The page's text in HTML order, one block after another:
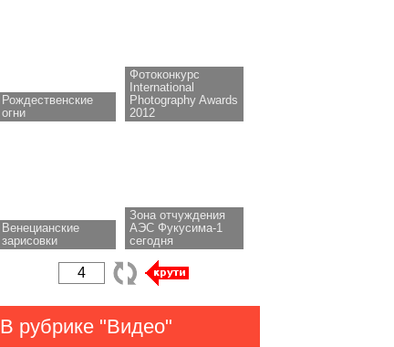
Рождественские
огни
Фотоконкурс
International
Photography Awards
2012
Венецианские
зарисовки
Зона отчуждения
АЭС Фукусима-1
сегодня
В рубрике "Видео"